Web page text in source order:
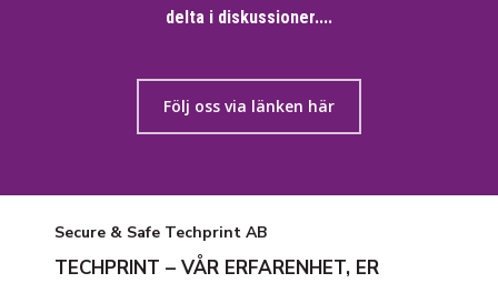
delta i diskussioner....
Följ oss via länken här
Secure & Safe Techprint AB
TECHPRINT – VÅR ERFARENHET, ER